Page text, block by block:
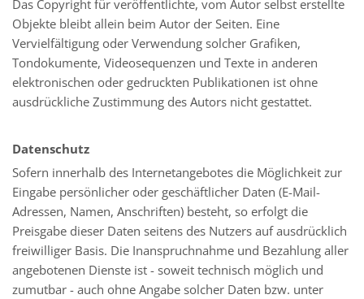
Das Copyright für veröffentlichte, vom Autor selbst erstellte
Objekte bleibt allein beim Autor der Seiten. Eine
Vervielfältigung oder Verwendung solcher Grafiken,
Tondokumente, Videosequenzen und Texte in anderen
elektronischen oder gedruckten Publikationen ist ohne
ausdrückliche Zustimmung des Autors nicht gestattet.
Datenschutz
Sofern innerhalb des Internetangebotes die Möglichkeit zur
Eingabe persönlicher oder geschäftlicher Daten (E-Mail-
Adressen, Namen, Anschriften) besteht, so erfolgt die
Preisgabe dieser Daten seitens des Nutzers auf ausdrücklich
freiwilliger Basis. Die Inanspruchnahme und Bezahlung aller
angebotenen Dienste ist - soweit technisch möglich und
zumutbar - auch ohne Angabe solcher Daten bzw. unter